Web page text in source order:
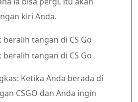
kiri Anda.
Ketika Anda berada di
CSGO dan Anda ingin